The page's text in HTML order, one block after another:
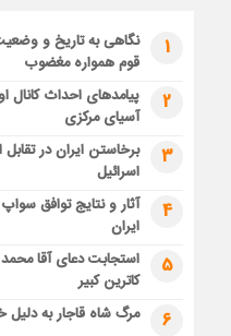
1
نگاهی به تاریخ و
قوم همواره مغضوب
2
پیامدهای احداث کانال
آسیای مرکزی
3
برخاستن ایران در
اسرائیل
4
آثار و نتایج توافق
ایران
5
استجابت دعای آقا
کاترین کبیر
6 مرگ شاه قاجار به دلیل